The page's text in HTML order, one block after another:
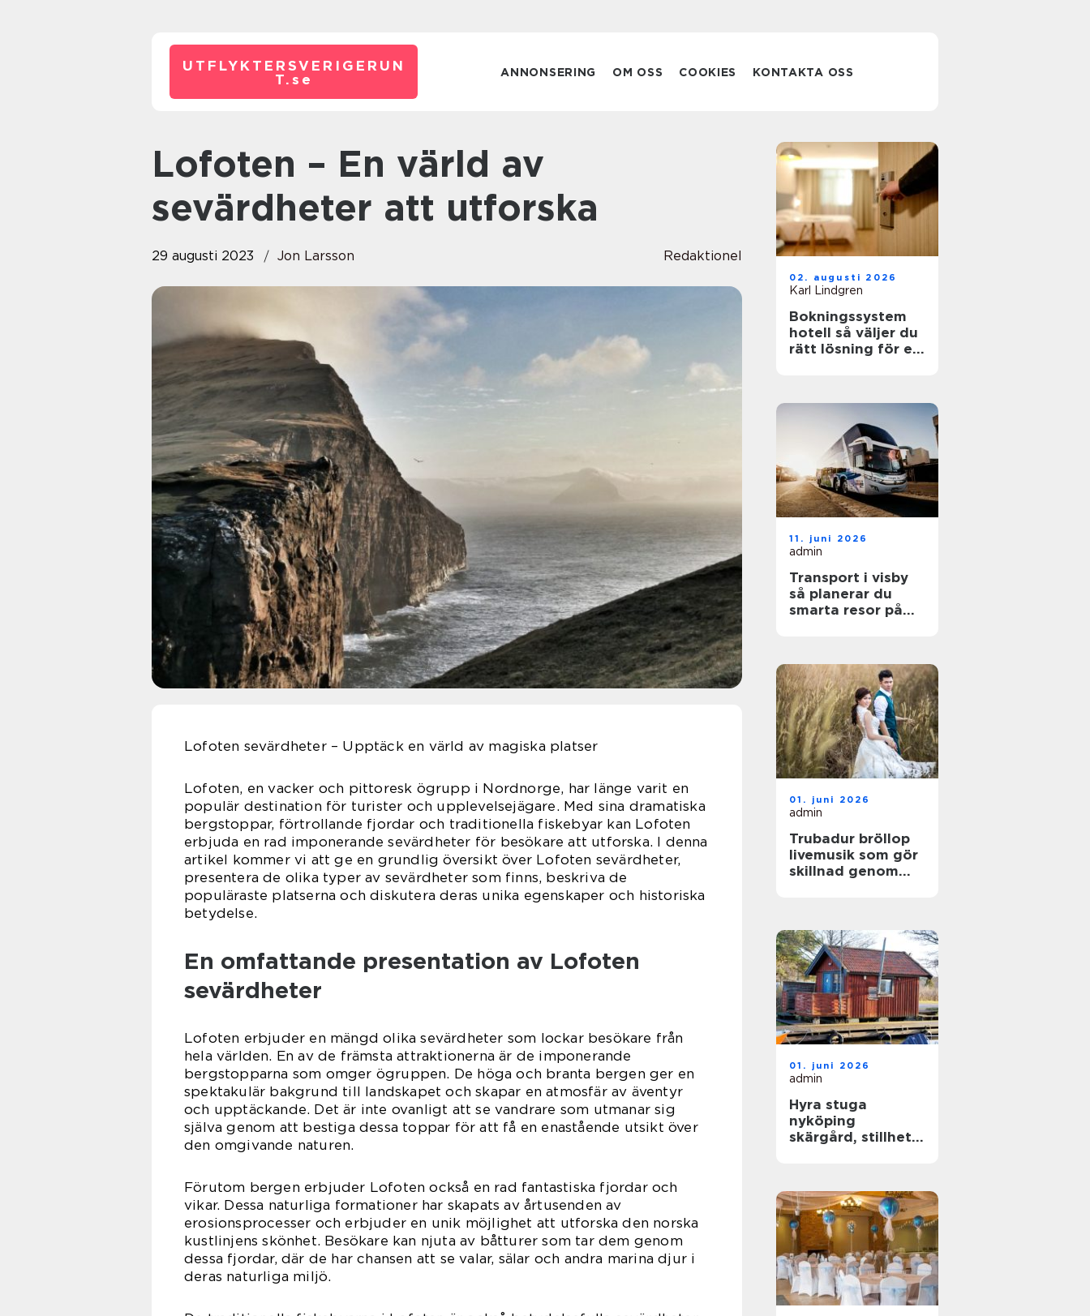
UTFLYKTERSVERIGERUN
T. se ANNONSERING OM OSS COOKIES KONTAKTA OSS
Lofoten – En värld av
sevärdheter att utforska
29 augusti 2023 Jon Larsson Redaktionel
Lofoten sevärdheter – Upptäck en värld av magiska platser
Lofoten, en vacker och pittoresk ögrupp i Nordnorge, har länge varit en
populär destination för turister och upplevelsejägare. Med sina dramatiska
bergstoppar, förtrollande fjordar och traditionella fiskebyar kan Lofoten
erbjuda en rad imponerande sevärdheter för besökare att utforska. I denna
artikel kommer vi att ge en grundlig översikt över Lofoten sevärdheter,
presentera de olika typer av sevärdheter som finns, beskriva de
populäraste platserna och diskutera deras unika egenskaper och historiska
betydelse.
En omfattande presentation av Lofoten
sevärdheter
Lofoten erbjuder en mängd olika sevärdheter som lockar besökare från
hela världen. En av de främsta attraktionerna är de imponerande
bergstopparna som omger ögruppen. De höga och branta bergen ger en
spektakulär bakgrund till landskapet och skapar en atmosfär av äventyr
och upptäckande. Det är inte ovanligt att se vandrare som utmanar sig
själva genom att bestiga dessa toppar för att få en enastående utsikt över
den omgivande naturen.
Förutom bergen erbjuder Lofoten också en rad fantastiska fjordar och
vikar. Dessa naturliga formationer har skapats av årtusenden av
erosionsprocesser och erbjuder en unik möjlighet att utforska den norska
kustlinjens skönhet. Besökare kan njuta av båtturer som tar dem genom
dessa fjordar, där de har chansen att se valar, sälar och andra marina djur i
deras naturliga miljö.
02. augusti 2026
Karl Lindgren
Bokningssystem
hotell så väljer du
rätt lösning för en
11. juni 2026
admin
Transport i visby
så planerar du
smarta resor på
01. juni 2026
admin
Trubadur bröllop
livemusik som gör
skillnad genom
01. juni 2026
admin
Hyra stuga
nyköping
skärgård, stillhet